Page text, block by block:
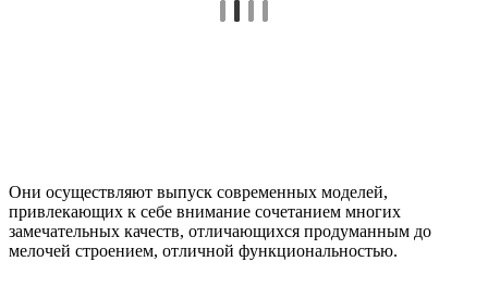
Они осуществляют выпуск современных моделей,
привлекающих к себе внимание сочетанием многих
замечательных качеств, отличающихся продуманным до
мелочей строением, отличной функциональностью.